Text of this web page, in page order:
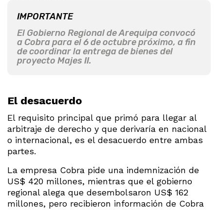
IMPORTANTE
El Gobierno Regional de Arequipa convocó
a Cobra para el 6 de octubre próximo, a fin
de coordinar la entrega de bienes del
proyecto Majes II.
El desacuerdo
El requisito principal que primó para llegar al
arbitraje de derecho y que derivaría en nacional
o internacional, es el desacuerdo entre ambas
partes.
La empresa Cobra pide una indemnización de
US$ 420 millones, mientras que el gobierno
regional alega que desembolsaron US$ 162
millones, pero recibieron información de Cobra